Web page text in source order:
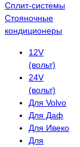
Сплит-системы
Стояночные
кондиционеры
12V
(вольт)
24V
(вольт)
Для Volvo
Для Даф
Для Ивеко
Для